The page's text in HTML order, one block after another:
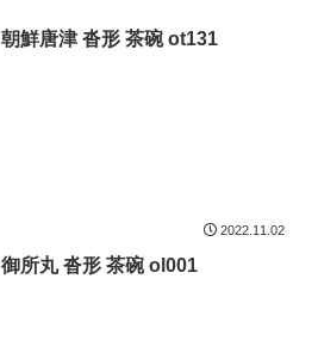
朝鮮唐津 沓形 茶碗 ot131
2022.11.02
御所丸 沓形 茶碗 ol001